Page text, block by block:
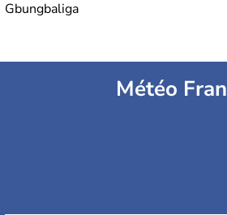
Gbungbaliga
Météo